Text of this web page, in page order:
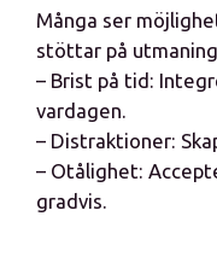
Många ser
stöttar på
– Brist på tid:
vardagen.
– Distraktioner:
– Otålighet:
gradvis.